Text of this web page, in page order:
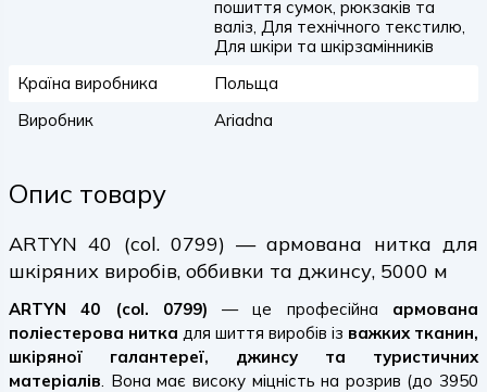
пошиття сумок, рюкзаків та
валіз, Для технічного текстилю,
Для шкіри та шкірзамінників
Країна виробника
Польща
Виробник
Ariadna
Опис товару
ARTYN 40 (col. 0799) — армована нитка для
шкіряних виробів, оббивки та джинсу, 5000 м
ARTYN 40 (col. 0799) — це професійна армована
поліестерова нитка для шиття виробів із важких тканин,
шкіряної галантереї, джинсу та туристичних
матеріалів. Вона має високу міцність на розрив (до 3950